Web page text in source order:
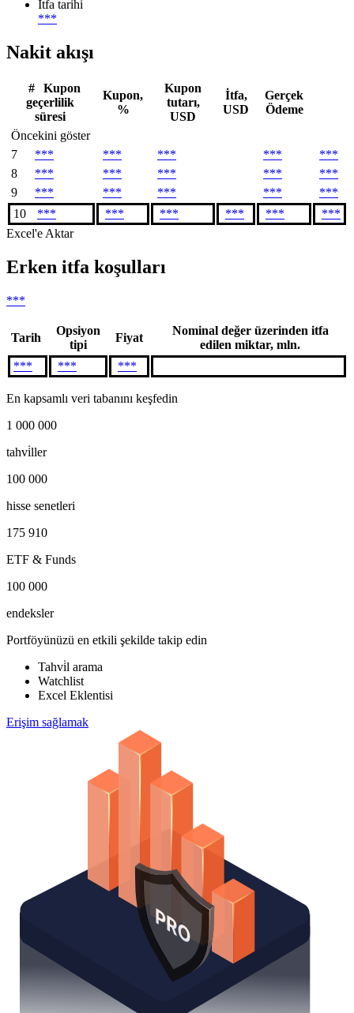
İtfa tarihi
***
Nakit akışı
#
Kupon
geçerlilik
süresi
Kupon,
%
Kupon
tutarı,
USD
İtfa,
USD
Gerçek
Ödeme
Öncekini göster
7
*** *** *** ***
***
8
*** *** *** ***
***
9
*** *** *** ***
***
10
*** *** *** *** ***
***
Excel'e Aktar
Erken itfa koşulları
***
Tarih
Opsiyon
tipi
Fiyat
Nominal değer üzerinden itfa
edilen miktar, mln.
***
*** ***
En kapsamlı veri tabanını keşfedin
1 000 000
tahvi̇ller
100 000
hisse senetleri
175 910
ETF & Funds
100 000
endeksler
Portföyünüzü en etkili şekilde takip edin
Tahvi̇l arama
Watchlist
Excel Eklentisi
Erişim sağlamak